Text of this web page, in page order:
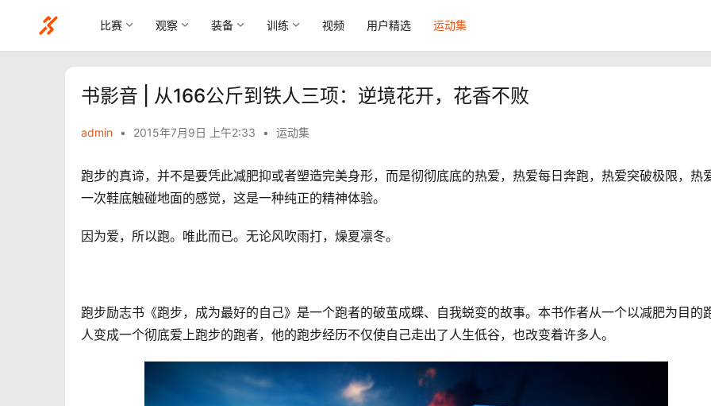
比赛 观察 装备 训练 视频 用户精选 运动集
书影音 | 从166公斤到铁人三项：逆境花开，花香不败
admin • 2015年7月9日 上午2:33 • 运动集
跑步的真谛，并不是要凭此减肥抑或者塑造完美身形，而是彻彻底底的热爱，热爱每日奔跑，热爱突破极限，热
一次鞋底触碰地面的感觉，这是一种纯正的精神体验。
因为爱，所以跑。 唯此而已。 无论风吹雨打，燥夏凛冬。
跑步励志书《跑步，成为最好的自己》 是一个跑者的破茧成蝶、自我蜕变的故事。本书作者从一个以减肥为目的
人变成一个彻底爱上跑步的跑者，他的跑步经历不仅使自己走出了人生低谷，也改变着许多人。